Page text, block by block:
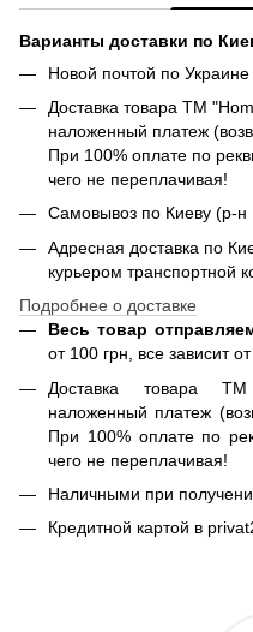
Варианты доставки по
Новой почтой по
Доставка товара ТМ
наложенный платеж
При 100% оплате по
чего не переплачивая!
Самовывоз по Киеву (р-н
Адресная доставка по
курьером транспортной
Подробнее о доставке
Весь товар
от 100 грн, все зависит
Доставка товара
наложенный платеж
При 100% оплате по
чего не переплачивая!
Наличными при
Кредитной картой в